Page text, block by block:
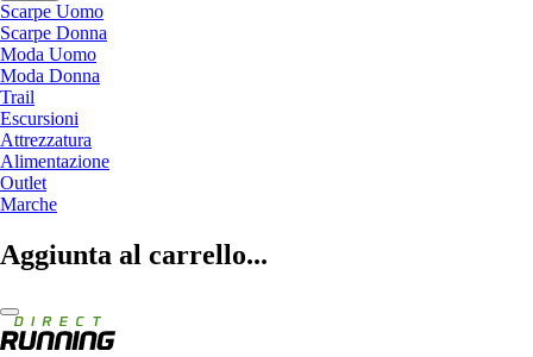
Scarpe Uomo
Scarpe Donna
Moda Uomo
Moda Donna
Trail
Escursioni
Attrezzatura
Alimentazione
Outlet
Marche
Aggiunta al carrello...